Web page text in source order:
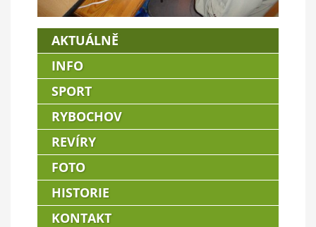
AKTUÁLNĚ
INFO
SPORT
RYBOCHOV
REVÍRY
FOTO
HISTORIE
KONTAKT